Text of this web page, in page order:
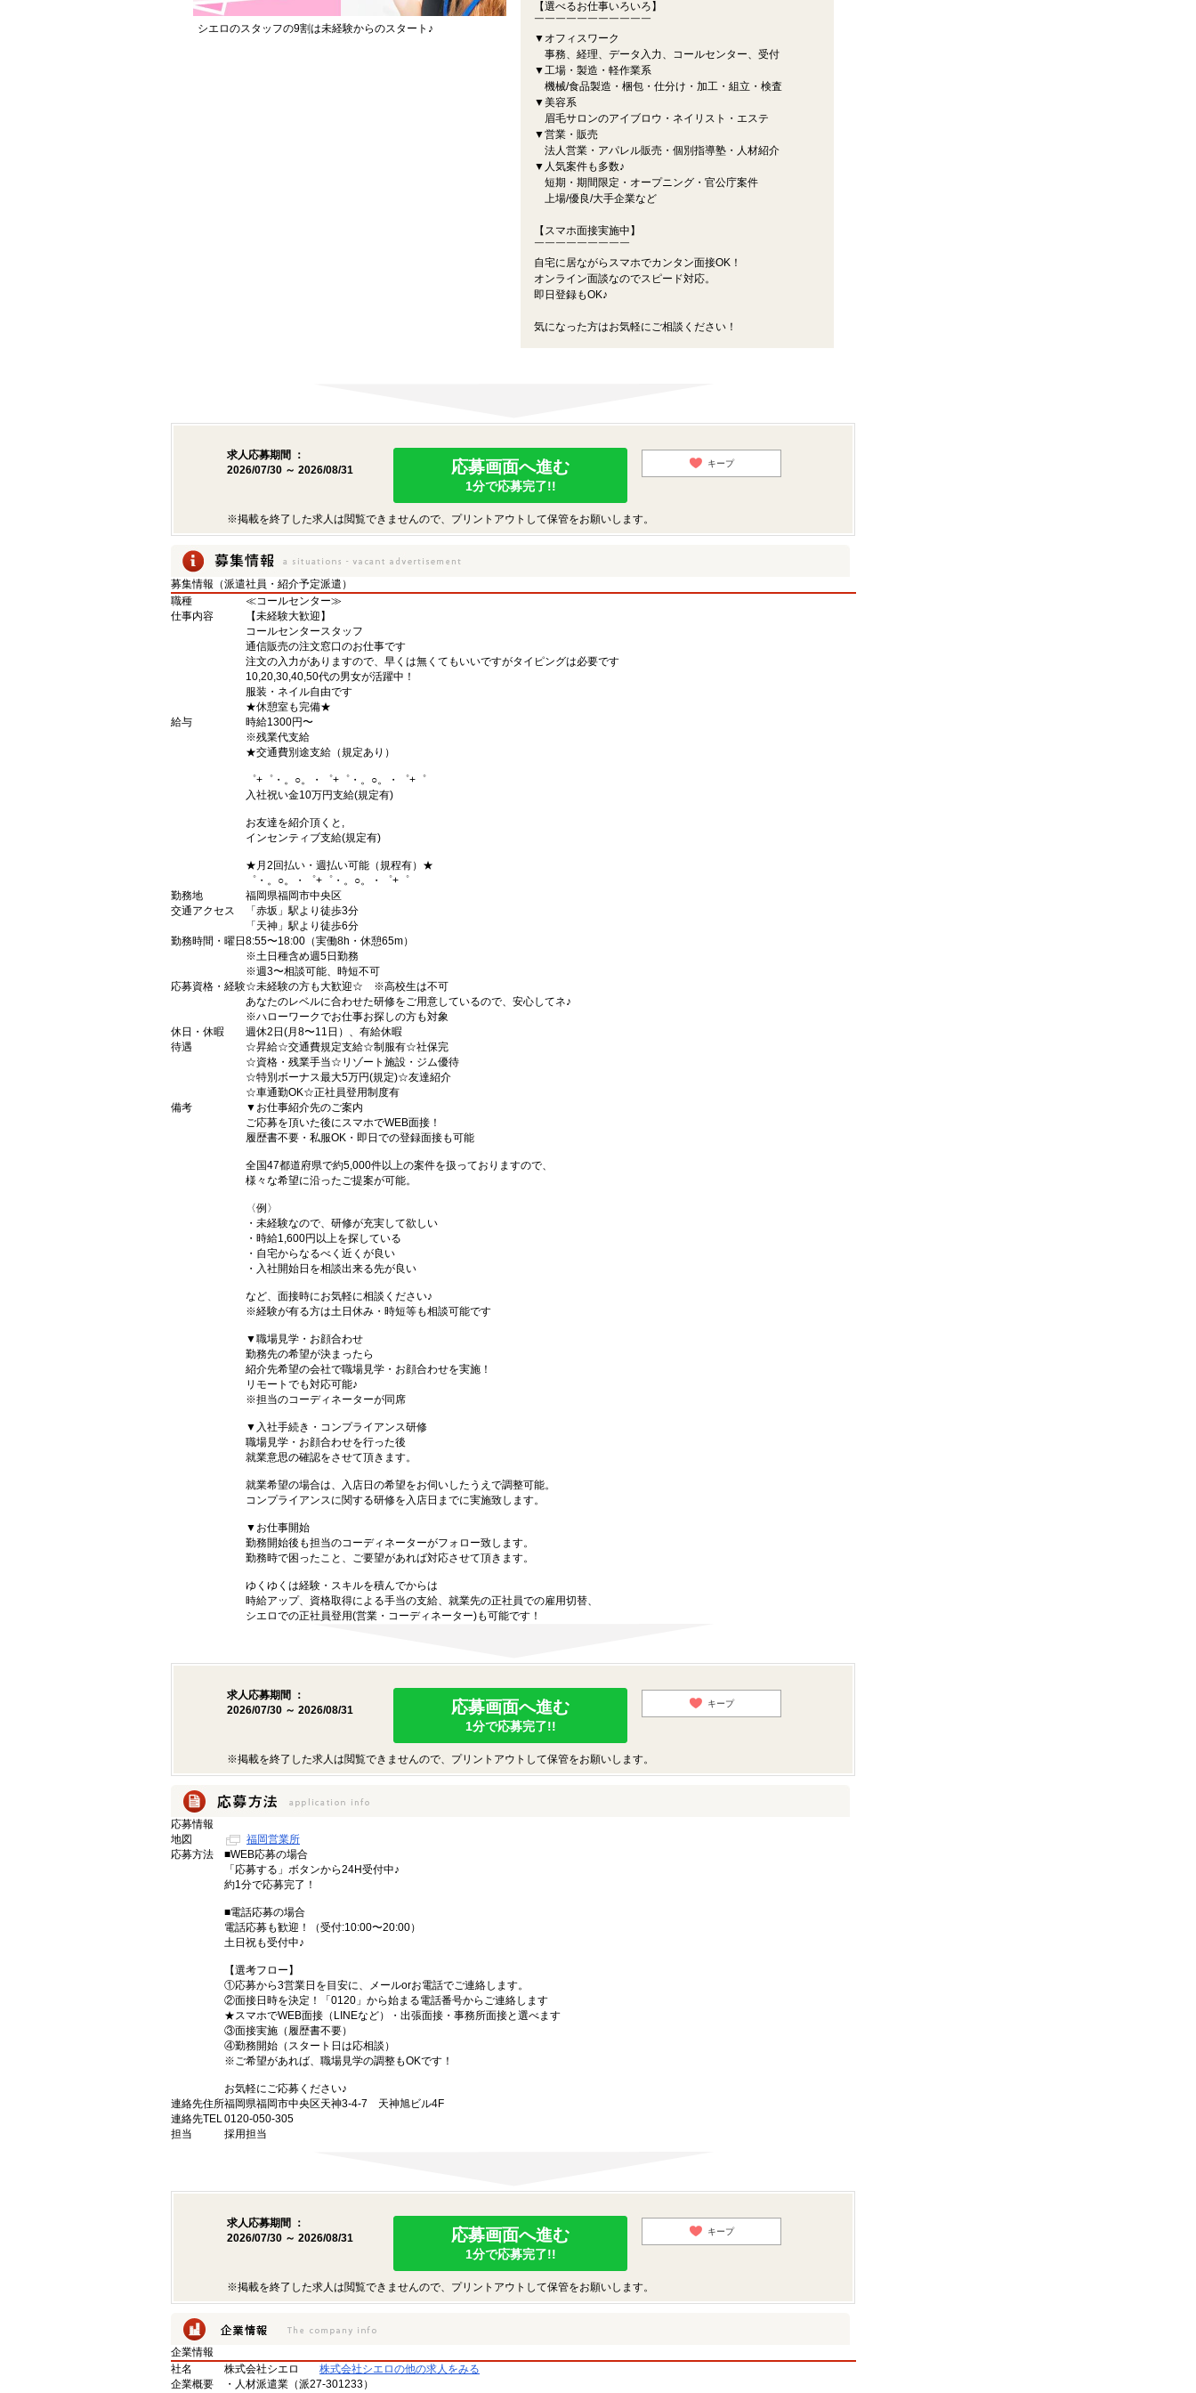
シエロのスタッフの9割は未経験からのスタート♪
【選べるお仕事いろいろ】
￣￣￣￣￣￣￣￣￣￣￣
▼オフィスワーク
事務、経理、データ入力、コールセンター、受付
▼工場・製造・軽作業系
機械/食品製造・梱包・仕分け・加工・組立・検査
▼美容系
眉毛サロンのアイブロウ・ネイリスト・エステ
▼営業・販売
法人営業・アパレル販売・個別指導塾・人材紹介
▼人気案件も多数♪
短期・期間限定・オープニング・官公庁案件
上場/優良/大手企業など
【スマホ面接実施中】
￣￣￣￣￣￣￣￣￣
自宅に居ながらスマホでカンタン面接OK！
オンライン面談なのでスピード対応。
即日登録もOK♪
気になった方はお気軽にご相談ください！
求人応募期間 ：
2026/07/30 ～ 2026/08/31
応募画面へ進む
1分で応募完了!!
キープ
※掲載を終了した求人は閲覧できませんので、プリントアウトして保管をお願いします。
募集情報（派遣社員・紹介予定派遣）
職種
≪コールセンター≫
仕事内容
【未経験大歓迎】
コールセンタースタッフ
通信販売の注文窓口のお仕事です
注文の入力がありますので、早くは無くてもいいですがタイピングは必要です
10,20,30,40,50代の男女が活躍中！
服装・ネイル自由です
★休憩室も完備★
給与
時給1300円〜
※残業代支給
★交通費別途支給（規定あり）
゜+゜・。○。・゜+゜・。○。・゜+゜
入社祝い金10万円支給(規定有)
お友達を紹介頂くと,
インセンティブ支給(規定有)
★月2回払い・週払い可能（規程有）★
゜・。○。・゜+゜・。○。・゜+゜
勤務地
福岡県福岡市中央区
交通アクセス
「赤坂」駅より徒歩3分
「天神」駅より徒歩6分
勤務時間・曜日 8:55〜18:00（実働8h・休憩65m）
※土日種含め週5日勤務
※週3〜相談可能、時短不可
応募資格・経験☆未経験の方も大歓迎☆ ※高校生は不可
あなたのレベルに合わせた研修をご用意しているので、安心してネ♪
※ハローワークでお仕事お探しの方も対象
休日・休暇
週休2日(月8〜11日）、有給休暇
待遇
☆昇給☆交通費規定支給☆制服有☆社保完
☆資格・残業手当☆リゾート施設・ジム優待
☆特別ボーナス最大5万円(規定)☆友達紹介
☆車通勤OK☆正社員登用制度有
備考
▼お仕事紹介先のご案内
ご応募を頂いた後にスマホでWEB面接！
履歴書不要・私服OK・即日での登録面接も可能
全国47都道府県で約5,000件以上の案件を扱っておりますので、
様々な希望に沿ったご提案が可能。
〈例〉
・未経験なので、研修が充実して欲しい
・時給1,600円以上を探している
・自宅からなるべく近くが良い
・入社開始日を相談出来る先が良い
など、面接時にお気軽に相談ください♪
※経験が有る方は土日休み・時短等も相談可能です
▼職場見学・お顔合わせ
勤務先の希望が決まったら
紹介先希望の会社で職場見学・お顔合わせを実施！
リモートでも対応可能♪
※担当のコーディネーターが同席
▼入社手続き・コンプライアンス研修
職場見学・お顔合わせを行った後
就業意思の確認をさせて頂きます。
就業希望の場合は、入店日の希望をお伺いしたうえで調整可能。
コンプライアンスに関する研修を入店日までに実施致します。
▼お仕事開始
勤務開始後も担当のコーディネーターがフォロー致します。
勤務時で困ったこと、ご要望があれば対応させて頂きます。
ゆくゆくは経験・スキルを積んでからは
時給アップ、資格取得による手当の支給、就業先の正社員での雇用切替、
シエロでの正社員登用(営業・コーディネーター)も可能です！
求人応募期間 ：
2026/07/30 ～ 2026/08/31
応募画面へ進む
1分で応募完了!!
キープ
※掲載を終了した求人は閲覧できませんので、プリントアウトして保管をお願いします。
応募情報
地図
福岡営業所
応募方法
■WEB応募の場合
「応募する」ボタンから24H受付中♪
約1分で応募完了！
■電話応募の場合
電話応募も歓迎！（受付:10:00〜20:00）
土日祝も受付中♪
【選考フロー】
①応募から3営業日を目安に、メールorお電話でご連絡します。
②面接日時を決定！「0120」から始まる電話番号からご連絡します
★スマホでWEB面接（LINEなど）・出張面接・事務所面接と選べます
③面接実施（履歴書不要）
④勤務開始（スタート日は応相談）
※ご希望があれば、職場見学の調整もOKです！
お気軽にご応募ください♪
連絡先住所福岡県福岡市中央区天神3-4-7 天神旭ビル4F
連絡先TEL0120-050-305
担当
採用担当
求人応募期間 ：
2026/07/30 ～ 2026/08/31
応募画面へ進む
1分で応募完了!!
キープ
※掲載を終了した求人は閲覧できませんので、プリントアウトして保管をお願いします。
企業情報
社名
株式会社シエロ
株式会社シエロの他の求人をみる
企業概要
・人材派遣業（派27-301233）